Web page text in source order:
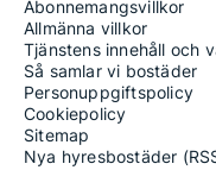
Abonnemangsvillkor
Allmänna villkor
Tjänstens innehåll och
Så samlar vi bostäder
Personuppgiftspolicy
Cookiepolicy
Sitemap
Nya hyresbostäder